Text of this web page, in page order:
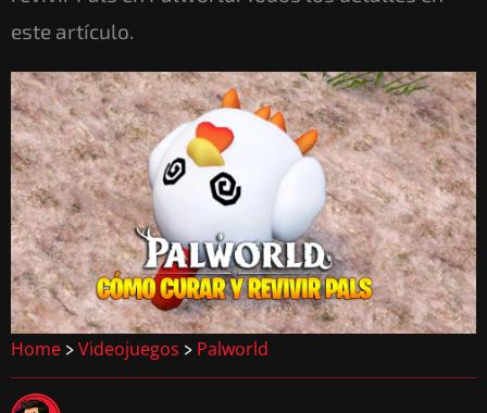
este artículo.
Home > Videojuegos > Palworld